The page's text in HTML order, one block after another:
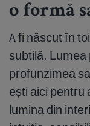
o formă
A fi născut în
subtilă.
profunzimea
ești aici pentru
lumina din